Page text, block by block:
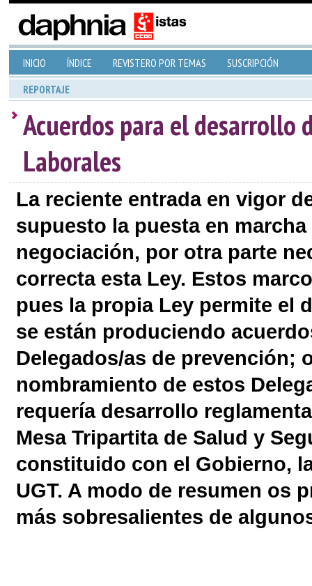
INICIO ÍNDICE REVISTERO POR TEMAS SUSCRIPCIÓN
REPORTAJE
Acuerdos para el desarrollo
Laborales
La reciente entrada en vigor
supuesto la puesta en
negociación, por otra parte
correcta esta Ley. Estos
pues la propia Ley permite el
se están produciendo
Delegados/as de prevención;
nombramiento de estos
requería desarrollo
Mesa Tripartita de Salud y
constituido con el Gobierno,
UGT. A modo de resumen os
más sobresalientes de